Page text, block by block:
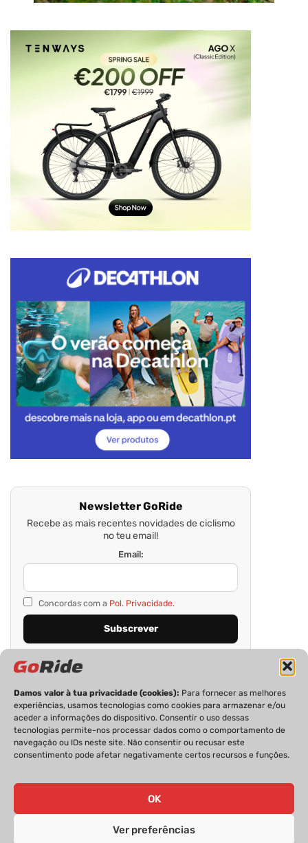
Damos valor à tua privacidade (cookies): Para fornecer as melhores
experiências, usamos tecnologias como cookies para armazenar e/ou
aceder a informações do dispositivo. Consentir o uso dessas
tecnologias permite-nos processar dados como o comportamento de
navegação ou IDs neste site. Não consentir ou recusar este
consentimento pode afetar negativamente certos recursos e funções.
OK
Ver preferências
Newsletter GoRide
Recebe as mais recentes novidades de ciclismo
no teu email!
Email:
Concordas com a Pol. Privacidade.
PRIVACIDADE FICHA TÉCNICA
ESTATUTO EDITORIAL